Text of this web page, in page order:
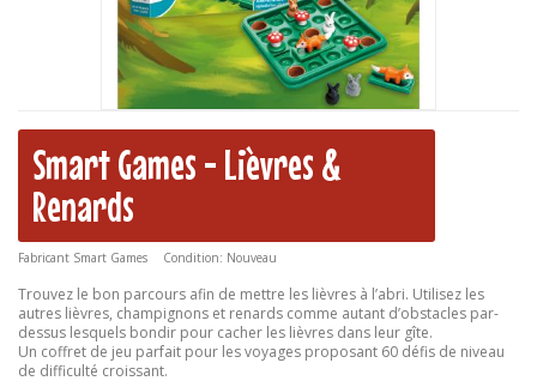
Smart Games - Lièvres &
Renards
Fabricant Smart Games Condition: Nouveau
Trouvez le bon parcours afin de mettre les lièvres à l’abri. Utilisez les
autres lièvres, champignons et renards comme autant d’obstacles par-
dessus lesquels bondir pour cacher les lièvres dans leur gîte.
Un coffret de jeu parfait pour les voyages proposant 60 défis de niveau
de difficulté croissant.